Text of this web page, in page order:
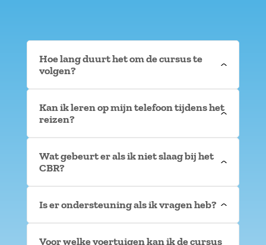
Hoe lang duurt het om de cursus te
volgen?
Kan ik leren op mijn telefoon tijdens het
reizen?
Wat gebeurt er als ik niet slaag bij het
CBR?
Is er ondersteuning als ik vragen heb?
Voor welke voertuigen kan ik de cursus